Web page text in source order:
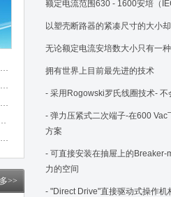
·苏州凯贝荣获威图2016年度最佳信用伙伴奖
·苏州凯贝科贸有限公司2017年继续成为威图，魏德米勒，伊顿代理商
·伊顿为阿里巴巴打造世界级顶尖数据中心
在德国投资2.5亿欧元！
·伊顿与南方电网共建中美微电网示范项目
>>
额定电流范围630 - 1600安培（
以塑壳断路器的紧凑尺寸的大小
无论额定电流安培数大小只有一
拥有世界上目前最先进的技术
- 采用Rogowski罗氏线圈技术-
- 弹力压紧式二次端子-在600
方案
- 可直接安装在抽屉上的
力的空间
- "Direct Drive"直接驱动式操作